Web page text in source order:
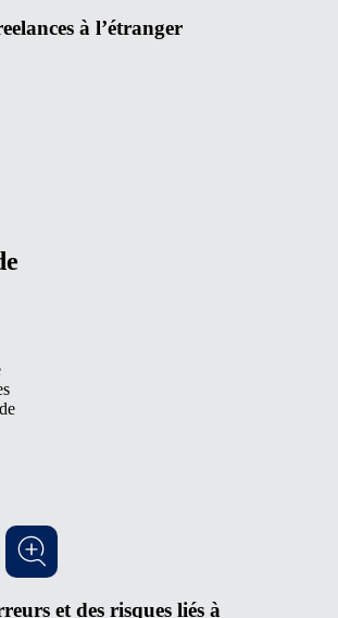
à l’étranger
et des risques liés à